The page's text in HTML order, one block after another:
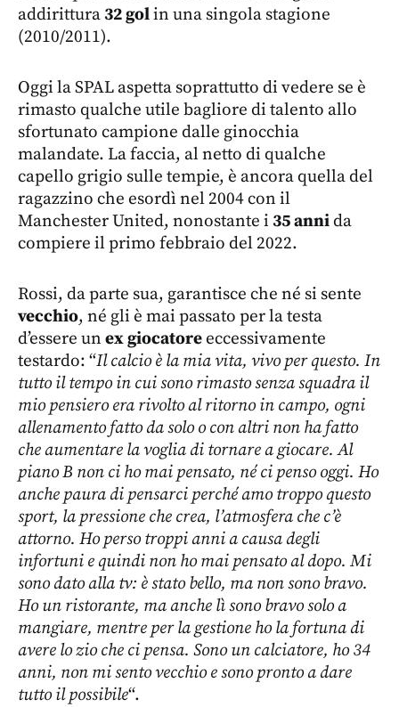
addirittura 32 golin una singola stagione
(2010/2011).
Oggi la SPAL aspetta soprattutto di vedere se è
rimasto qualche utile bagliore di talento allo
sfortunato campione dalle ginocchia
malandate. La faccia, al netto di qualche
capello grigio sulle tempie, è ancora quella del
ragazzino che esordì nel 2004 con il
Manchester United, nonostante i 35 annida
compiere il primo febbraio del 2022.
Rossi, da parte sua, garantisce che né si sente
vecchio, né gli è mai passato per la testa
d’essere un ex giocatoreeccessivamente
testardo: “Il calcio è la mia vita, vivo per questo. In
tutto il tempo in cui sono rimasto senza squadra il
mio pensiero era rivolto al ritorno in campo, ogni
allenamento fatto da solo o con altri non ha fatto
che aumentare la voglia di tornare a giocare. Al
piano B non ci ho mai pensato, né ci penso oggi. Ho
anche paura di pensarci perché amo troppo questo
sport, la pressione che crea, l’atmosfera che c’è
attorno. Ho perso troppi anni a causa degli
infortuni e quindi non ho mai pensato al dopo. Mi
sono dato alla tv: è stato bello, ma non sono bravo.
Ho un ristorante, ma anche lì sono bravo solo a
mangiare, mentre per la gestione ho la fortuna di
avere lo zio che ci pensa. Sono un calciatore, ho 34
anni, non mi sento vecchio e sono pronto a dare
tutto il possibile“.